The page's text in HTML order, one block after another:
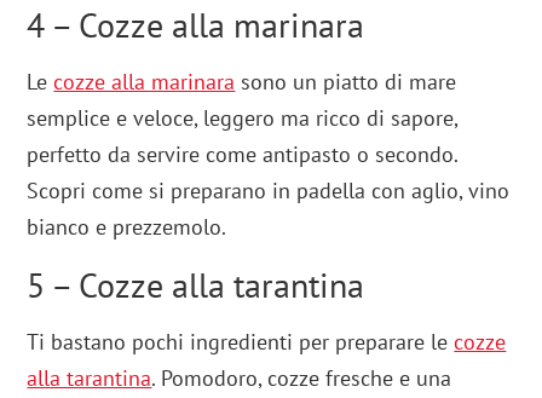
4 – Cozze alla marinara
Lecozze alla marinara sono un piatto di mare
semplice e veloce, leggero ma ricco di sapore,
perfetto da servire come antipasto o secondo.
Scopri come si preparano in padella con aglio, vino
bianco e prezzemolo.
5 – Cozze alla tarantina
Ti bastano pochi ingredienti per preparare lecozze
alla tarantina. Pomodoro, cozze fresche e una